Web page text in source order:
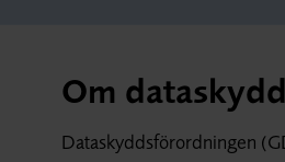
Om
Dataskyddsförordningen